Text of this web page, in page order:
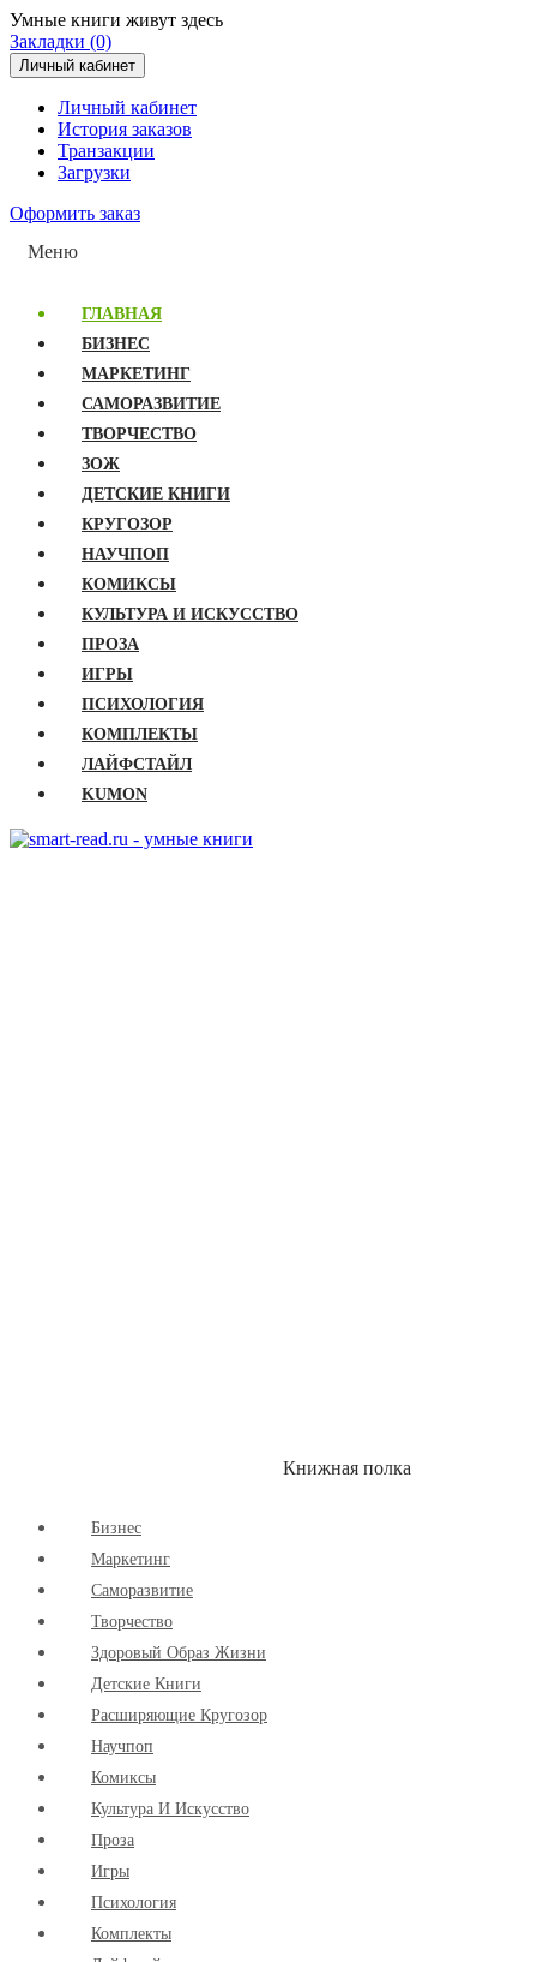
Умные книги живут здесь
Закладки (0)
Личный кабинет
Личный кабинет
История заказов
Транзакции
Загрузки
Оформить заказ
Меню
ГЛАВНАЯ
БИЗНЕС
МАРКЕТИНГ
САМОРАЗВИТИЕ
ТВОРЧЕСТВО
ЗОЖ
ДЕТСКИЕ КНИГИ
КРУГОЗОР
НАУЧПОП
КОМИКСЫ
КУЛЬТУРА И ИСКУССТВО
ПРОЗА
ИГРЫ
ПСИХОЛОГИЯ
КОМПЛЕКТЫ
ЛАЙФСТАЙЛ
KUMON
Книжная полка
Бизнес
Маркетинг
Cаморазвитие
Творчество
Здоровый Образ Жизни
Детские Книги
Расширяющие Кругозор
Научпоп
Комиксы
Культура И Искусство
Проза
Игры
Психология
Комплекты